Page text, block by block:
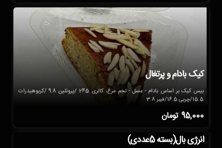
کیک بادام و پرتغال
بیس کیک بر اساس بادام - عسل - تخم مرغ، کالری 245 /پروتئین 9.8 /کربوهیدرات
15.5/چربی 16.5/فیبر 3.8
95,000 تومان
انرژی بال(بسته 5عددی)